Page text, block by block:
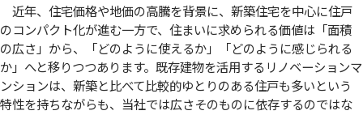
近年、住宅価格や地価の高騰を背景に、新築住宅を中心に住戸
のコンパクト化が進む一方で、住まいに求められる価値は「面積
の広さ」から、「どのように使えるか」「どのように感じられる
か」へと移りつつあります。既存建物を活用するリノベーションマ
ンションは、新築と比べて比較的ゆとりのある住戸も多いという
特性を持ちながらも、当社では広さそのものに依存するのではな